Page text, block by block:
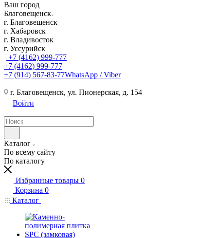
Ваш город
Благовещенск
г. Благовещенск
г. Хабаровск
г. Владивосток
г. Уссурийск
+7 (4162) 999-777
+7 (4162) 999-777
+7 (914) 567-83-77WhatsApp / Viber
г. Благовещенск, ул. Пионерская, д. 154
Войти
Каталог
По всему сайту
По каталогу
Избранные товары 0
Корзина 0
Каталог